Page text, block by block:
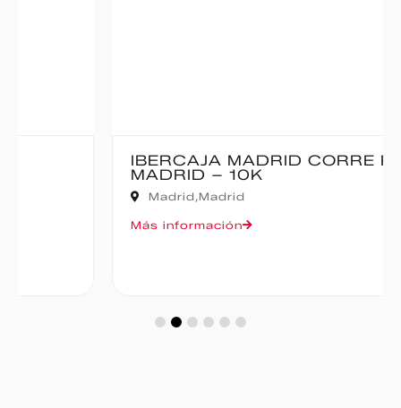
IBERCAJA MADRID CORRE POR
MADRID – 10K
Madrid
Más información